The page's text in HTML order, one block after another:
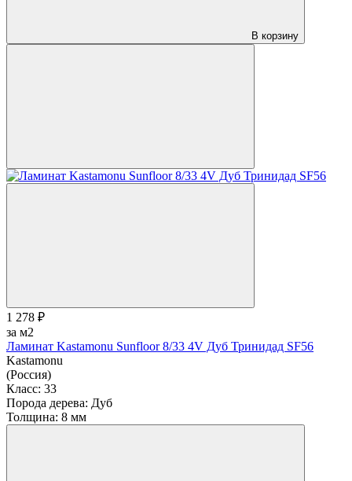
В корзину
1 278 ₽
за м2
Ламинат Kastamonu Sunfloor 8/33 4V Дуб Тринидад SF56
Kastamonu
(Россия)
Класс: 33
Порода дерева: Дуб
Толщина: 8 мм